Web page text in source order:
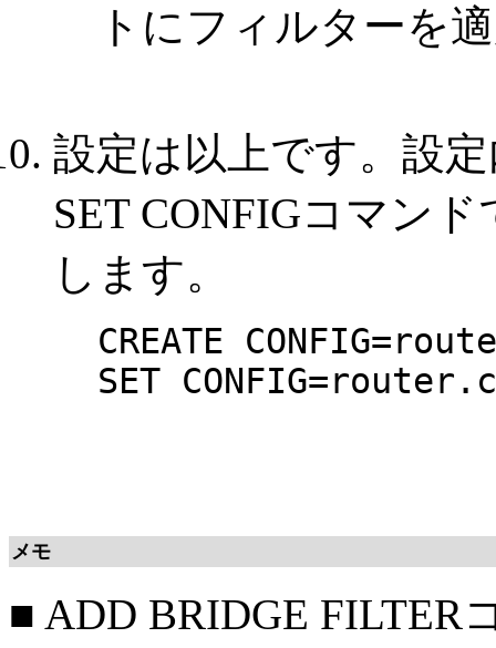
トにフィルターを
設定は以上です。設
SET CONFIGコマン
します。
CREATE
SET
メモ
■ ADD BRIDGE